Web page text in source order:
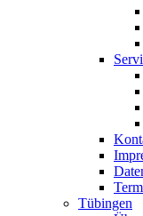
Tübingen